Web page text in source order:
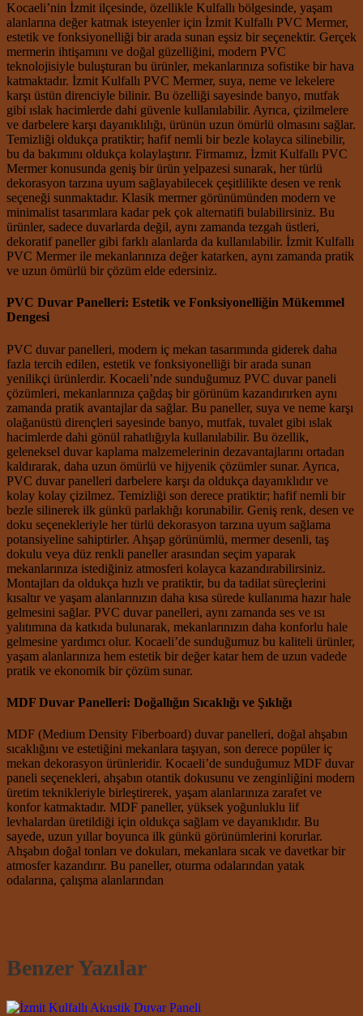
Kocaeli’nin İzmit ilçesinde, özellikle Kulfallı bölgesinde, yaşam
alanlarına değer katmak isteyenler için İzmit Kulfallı PVC Mermer,
estetik ve fonksiyonelliği bir arada sunan eşsiz bir seçenektir. Gerçek
mermerin ihtişamını ve doğal güzelliğini, modern PVC
teknolojisiyle buluşturan bu ürünler, mekanlarınıza sofistike bir hava
katmaktadır. İzmit Kulfallı PVC Mermer, suya, neme ve lekelere
karşı üstün direnciyle bilinir. Bu özelliği sayesinde banyo, mutfak
gibi ıslak hacimlerde dahi güvenle kullanılabilir. Ayrıca, çizilmelere
ve darbelere karşı dayanıklılığı, ürünün uzun ömürlü olmasını sağlar.
Temizliği oldukça pratiktir; hafif nemli bir bezle kolayca silinebilir,
bu da bakımını oldukça kolaylaştırır. Firmamız, İzmit Kulfallı PVC
Mermer konusunda geniş bir ürün yelpazesi sunarak, her türlü
dekorasyon tarzına uyum sağlayabilecek çeşitlilikte desen ve renk
seçeneği sunmaktadır. Klasik mermer görünümünden modern ve
minimalist tasarımlara kadar pek çok alternatifi bulabilirsiniz. Bu
ürünler, sadece duvarlarda değil, aynı zamanda tezgah üstleri,
dekoratif paneller gibi farklı alanlarda da kullanılabilir. İzmit Kulfallı
PVC Mermer ile mekanlarınıza değer katarken, aynı zamanda pratik
ve uzun ömürlü bir çözüm elde edersiniz.
PVC Duvar Panelleri: Estetik ve Fonksiyonelliğin Mükemmel
Dengesi
PVC duvar panelleri, modern iç mekan tasarımında giderek daha
fazla tercih edilen, estetik ve fonksiyonelliği bir arada sunan
yenilikçi ürünlerdir. Kocaeli’nde sunduğumuz PVC duvar paneli
çözümleri, mekanlarınıza çağdaş bir görünüm kazandırırken aynı
zamanda pratik avantajlar da sağlar. Bu paneller, suya ve neme karşı
olağanüstü dirençleri sayesinde banyo, mutfak, tuvalet gibi ıslak
hacimlerde dahi gönül rahatlığıyla kullanılabilir. Bu özellik,
geleneksel duvar kaplama malzemelerinin dezavantajlarını ortadan
kaldırarak, daha uzun ömürlü ve hijyenik çözümler sunar. Ayrıca,
PVC duvar panelleri darbelere karşı da oldukça dayanıklıdır ve
kolay kolay çizilmez. Temizliği son derece pratiktir; hafif nemli bir
bezle silinerek ilk günkü parlaklığı korunabilir. Geniş renk, desen ve
doku seçenekleriyle her türlü dekorasyon tarzına uyum sağlama
potansiyeline sahiptirler. Ahşap görünümlü, mermer desenli, taş
dokulu veya düz renkli paneller arasından seçim yaparak
mekanlarınıza istediğiniz atmosferi kolayca kazandırabilirsiniz.
Montajları da oldukça hızlı ve pratiktir, bu da tadilat süreçlerini
kısaltır ve yaşam alanlarınızın daha kısa sürede kullanıma hazır hale
gelmesini sağlar. PVC duvar panelleri, aynı zamanda ses ve ısı
yalıtımına da katkıda bulunarak, mekanlarınızın daha konforlu hale
gelmesine yardımcı olur. Kocaeli’de sunduğumuz bu kaliteli ürünler,
yaşam alanlarınıza hem estetik bir değer katar hem de uzun vadede
pratik ve ekonomik bir çözüm sunar.
MDF Duvar Panelleri: Doğallığın Sıcaklığı ve Şıklığı
MDF (Medium Density Fiberboard) duvar panelleri, doğal ahşabın
sıcaklığını ve estetiğini mekanlara taşıyan, son derece popüler iç
mekan dekorasyon ürünleridir. Kocaeli’de sunduğumuz MDF duvar
paneli seçenekleri, ahşabın otantik dokusunu ve zenginliğini modern
üretim teknikleriyle birleştirerek, yaşam alanlarınıza zarafet ve
konfor katmaktadır. MDF paneller, yüksek yoğunluklu lif
levhalardan üretildiği için oldukça sağlam ve dayanıklıdır. Bu
sayede, uzun yıllar boyunca ilk günkü görünümlerini korurlar.
Ahşabın doğal tonları ve dokuları, mekanlara sıcak ve davetkar bir
atmosfer kazandırır. Bu paneller, oturma odalarından yatak
odalarına, çalışma alanlarından
Benzer Yazılar